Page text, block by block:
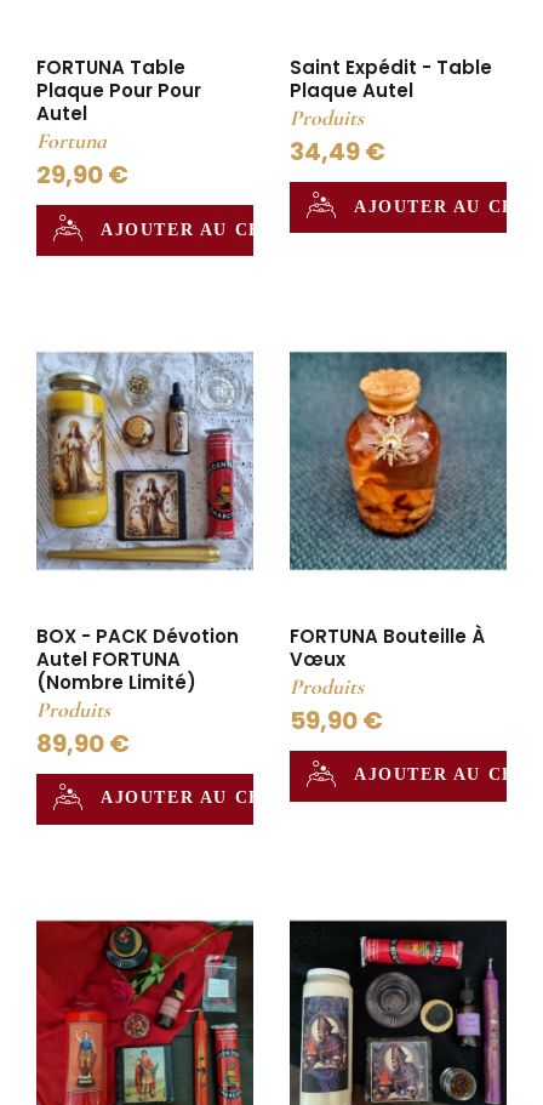
FORTUNA Table
Plaque Pour Pour
Autel
Fortuna
29,90 €
AJOUTER AU CHAUDRON
Saint Expédit - Table
Plaque Autel
Produits
34,49 €
AJOUTER AU
BOX - PACK Dévotion
Autel FORTUNA
(nombre Limité)
Produits
89,90 €
AJOUTER AU CHAUDRON
FORTUNA Bouteille À
Vœux
Produits
59,90 €
AJOUTER AU